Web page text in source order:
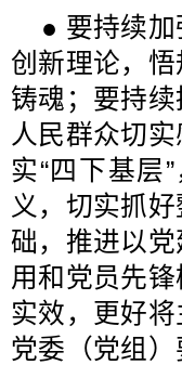
● 要持续
创新理论，
铸魂；要持
人民群众切
实“四下基层
义，切实抓
础，推进以
用和党员先
实效，更好
党委（党组